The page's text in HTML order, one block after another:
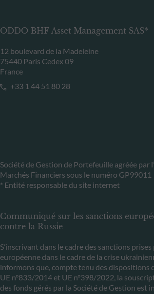
ODDO BHF Asset Management SAS*
12 boulevard de la Madeleine
75440 Paris Cedex 09
France
+33 1 44 51 80 28
Société de Gestion de Portefeuille agréée par
Marchés Financiers sous le numéro GP99011
* Entité responsable du site internet
Communiqué sur les sanctions
contre la Russie
S’inscrivant dans le cadre des sanctions prises
européenne dans le cadre de la crise
informons que, compte tenu des dispositions
UE n°833/2014 et UE n°398/2022, la
des fonds gérés par la Société de Gestion est